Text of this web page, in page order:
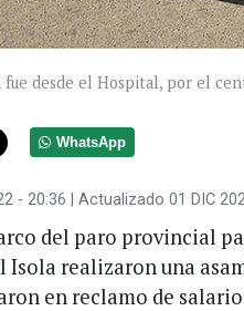
fue desde el Hospital, por el
WhatsApp
- 20:36 | Actualizado 01 DIC
del paro provincial
Isola realizaron una
en reclamo de